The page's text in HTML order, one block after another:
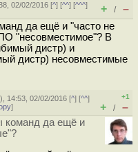
02/02/2016 [^] [^^] [^^^]
+ / –
да ещё и "часто не
"несовместимое"? В
дистр) и
дистр) несовместимые
), 14:53, 02/02/2016 [^] [^^]
]
+1
+ / –
команд да ещё и